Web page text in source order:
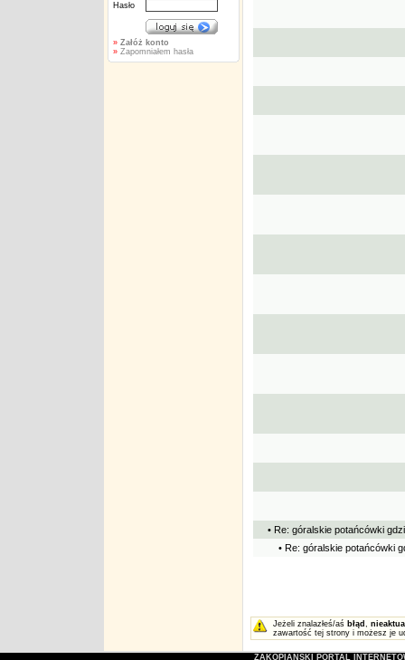
Hasło
» Załóż konto
»Zapomniałem hasła
• Re: góralskie potańcówki
• Re: góralskie potańcówki
Jeżeli znalazłeś/aś błąd ,
zawartość tej strony i możesz je
ZAKOPIAŃSKI PORTAL